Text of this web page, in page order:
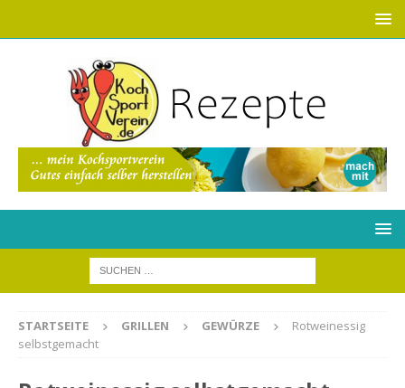
STARTSEITE GRILLEN GEWÜRZE
Rotweinessig
selbstgemacht